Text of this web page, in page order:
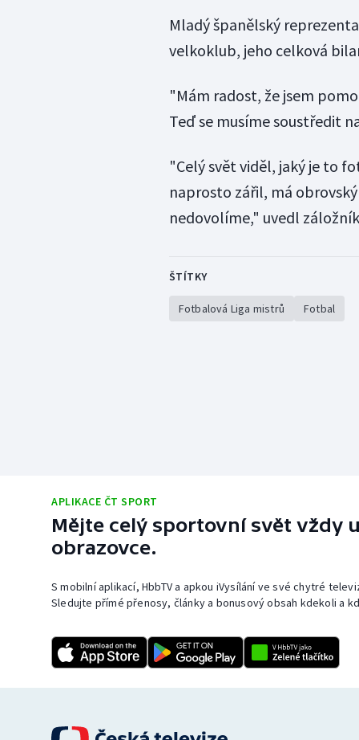
Mladý španělský
velkoklub, jeho celková
"Mám radost, že jsem
Teď se musíme soustředit
"Celý svět viděl, jaký je to
naprosto zářil, má
nedovolíme," uvedl
ŠTÍTKY
Fotbalová Liga mistrů Fotbal
APLIKACE ČT SPORT
Mějte celý sportovní svět vždy
obrazovce.
S mobilní aplikací, HbbTV a apkou iVysílání ve své chytré
Sledujte přímé přenosy, články a bonusový obsah kdekoli a